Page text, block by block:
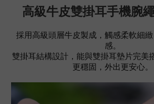
高級牛皮雙掛耳手機腕
採用高級頭層牛皮製成，觸感柔軟細
感。
雙掛耳結構設計，能與雙掛耳墊片完美
更穩固，外出更安心。